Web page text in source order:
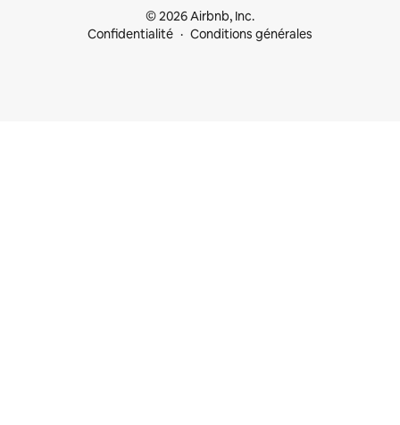
© 2026 Airbnb, Inc.
Confidentialité
Conditions générales